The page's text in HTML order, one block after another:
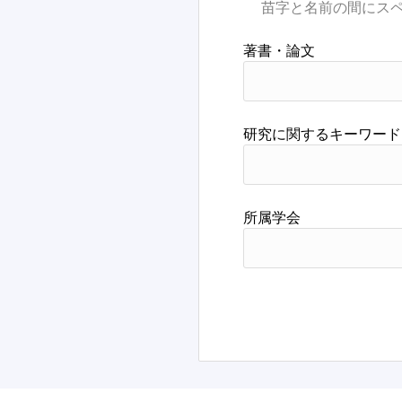
著書・論文
研究に関するキーワード
所属学会